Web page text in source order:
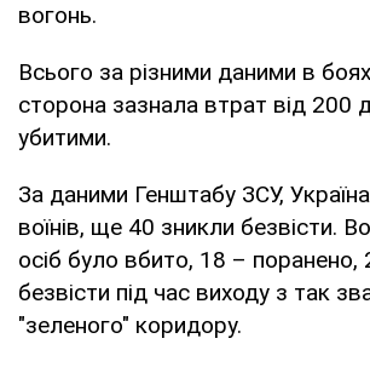
вогонь.
Всього за різними даними в
сторона зазнала втрат від 200
убитими.
За даними Генштабу ЗСУ,
воїнів, ще 40 зникли безвісти.
осіб було вбито, 18 – поранено,
безвісти під час виходу з так
"зеленого" коридору.